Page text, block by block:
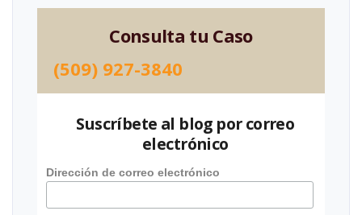
Consulta tu Caso
(509) 927-3840
Suscríbete al blog por correo
electrónico
Dirección de correo electrónico